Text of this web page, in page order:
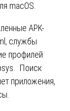
macOS.
APK-
службы
профилей
Поиск
приложения,